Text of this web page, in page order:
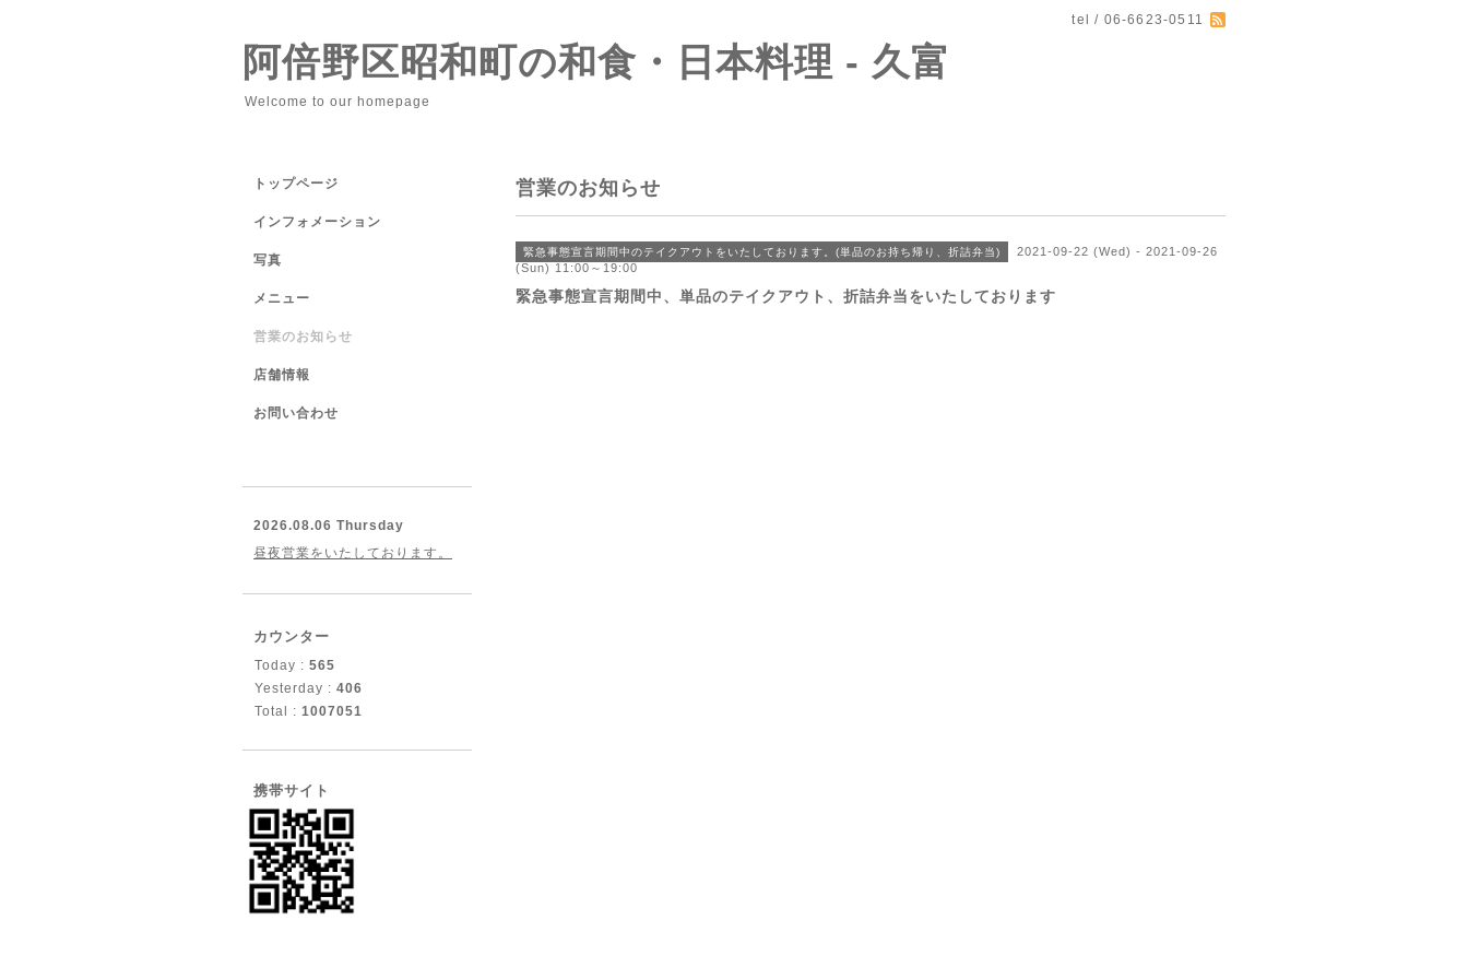
tel / 06-6623-0511
阿倍野区昭和町の和食・日本料理 - 久富
Welcome to our homepage
営業のお知らせ
緊急事態宣言期間中のテイクアウトをいたしております。(単品のお持ち帰り、折詰弁当)
2021-09-22 (Wed) - 2021-09-26
(Sun) 11:00～19:00
緊急事態宣言期間中、単品のテイクアウト、折詰弁当をいたしております
トップページ
インフォメーション
写真
メニュー
営業のお知らせ
店舗情報
お問い合わせ
2026.08.06 Thursday
昼夜営業をいたしております。
カウンター
Today : 565
Yesterday : 406
Total : 1007051
携帯サイト